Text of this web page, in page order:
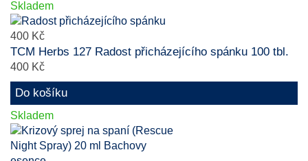
Skladem
400 Kč
TCM Herbs 127 Radost přicházejícího spánku 100 tbl.
400 Kč
Do košíku
Skladem